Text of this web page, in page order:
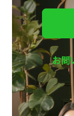
お問